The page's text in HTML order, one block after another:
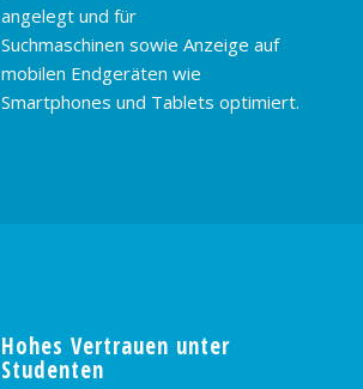
angelegt und für
Suchmaschinen sowie Anzeige auf
mobilen Endgeräten wie
Smartphones und Tablets optimiert.
Hohes Vertrauen unter
Studenten